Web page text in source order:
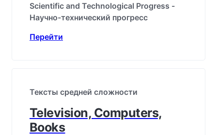
Scientific and Technological Progress -
Научно-технический прогресс
Перейти
Тексты средней сложности
Television, Computers,
Books